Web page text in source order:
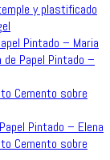
y plastificado
Pintado – Maria
de Papel Pintado –
Cemento sobre
Pintado – Elena
Cemento sobre